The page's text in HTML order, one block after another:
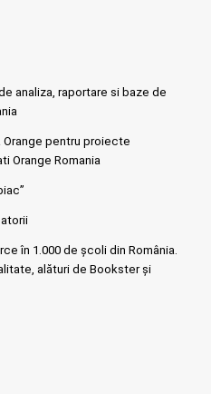
analiza, raportare si baze de
Orange pentru proiecte
Orange Romania
în 1.000 de școli din România.
alături de Bookster și